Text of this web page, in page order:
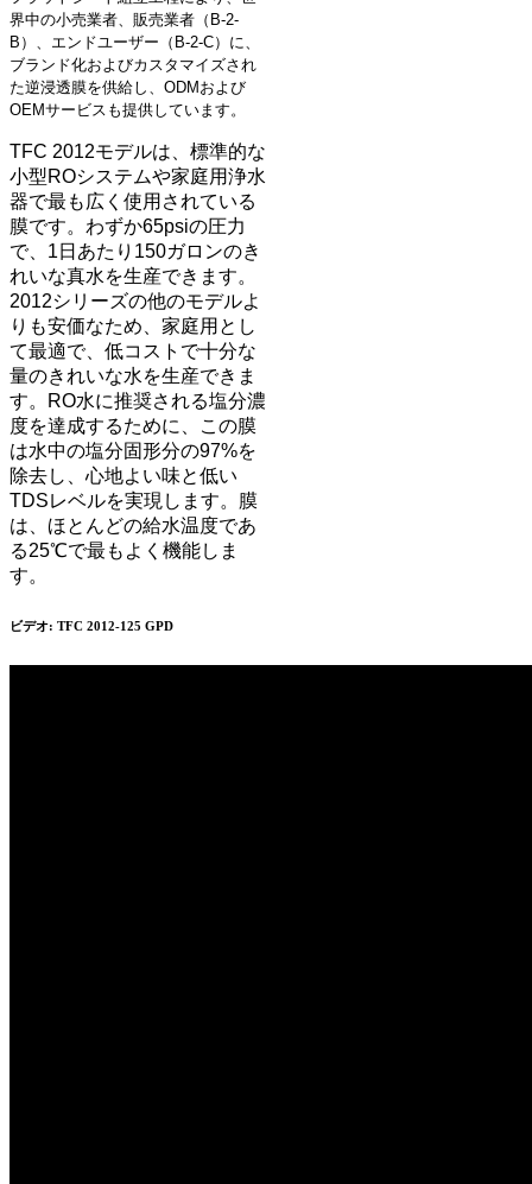
界中の小売業者、販売業者（B-2-
B）、エンドユーザー（B-2-C）に、
ブランド化およびカスタマイズされ
た逆浸透膜を供給し、ODMおよび
OEMサービスも提供しています。
TFC 2012モデルは、標準的な
小型ROシステムや家庭用浄水
器で最も広く使用されている
膜です。わずか65psiの圧力
で、1日あたり150ガロンのき
れいな真水を生産できます。
2012シリーズの他のモデルよ
りも安価なため、家庭用とし
て最適で、低コストで十分な
量のきれいな水を生産できま
す。RO水に推奨される塩分濃
度を達成するために、この膜
は水中の塩分固形分の97%を
除去し、心地よい味と低い
TDSレベルを実現します。膜
は、ほとんどの給水温度であ
る25℃で最もよく機能しま
す。
ビデオ: TFC 2012-125 GPD